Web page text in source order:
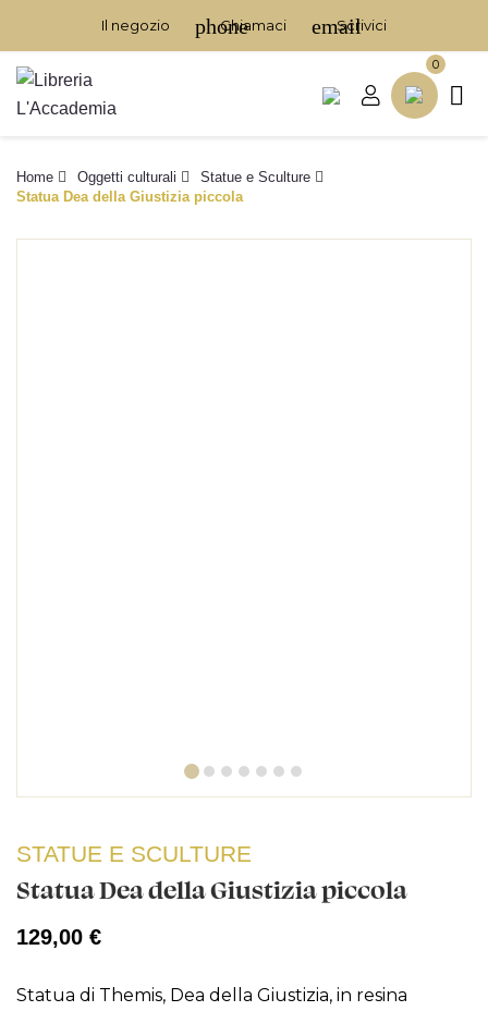
Il negozio phone
Chiamaci email
Scrivici

0
Home Oggetti culturali
Statue e Sculture
Statua Dea della Giustizia piccola
STATUE E SCULTURE
Statua Dea della Giustizia piccola
129,00 €
Statua di Themis, Dea della Giustizia, in resina